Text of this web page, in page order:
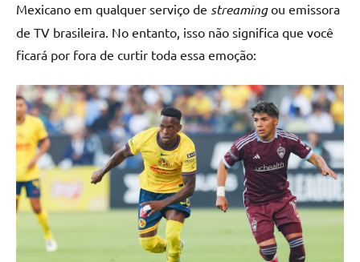
Mexicano em qualquer serviço de streamingou emissora
de TV brasileira. No entanto, isso não significa que você
ficará por fora de curtir toda essa emoção: